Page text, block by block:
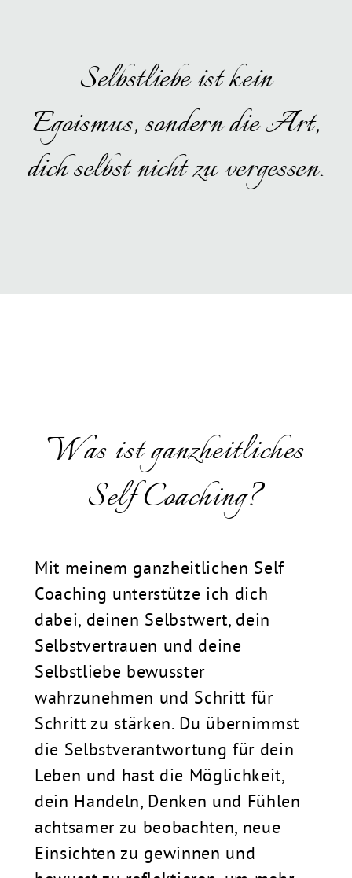
Selbstliebe ist kein
Egoismus, sondern die Art,
dich selbst nicht zu vergessen.
Was ist ganzheitliches
Self Coaching?
Mit meinem ganzheitlichen Self
Coaching unterstütze ich dich
dabei, deinen Selbstwert, dein
Selbstvertrauen und deine
Selbstliebe bewusster
wahrzunehmen und Schritt für
Schritt zu stärken. Du übernimmst
die Selbstverantwortung für dein
Leben und hast die Möglichkeit,
dein Handeln, Denken und Fühlen
achtsamer zu beobachten, neue
Einsichten zu gewinnen und